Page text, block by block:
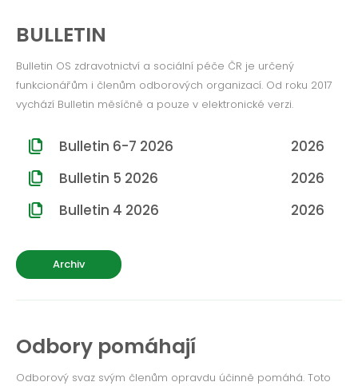
BULLETIN
Bulletin OS zdravotnictví a sociální péče ČR je určený
funkcionářům i členům odborových organizací. Od roku 2017
vychází Bulletin měsíčně a pouze v elektronické verzi.
Bulletin 6-7 2026
2026
Bulletin 5 2026
2026
Bulletin 4 2026
2026
Archiv
Odbory pomáhají
Odborový svaz svým členům opravdu účinně pomáhá. Toto